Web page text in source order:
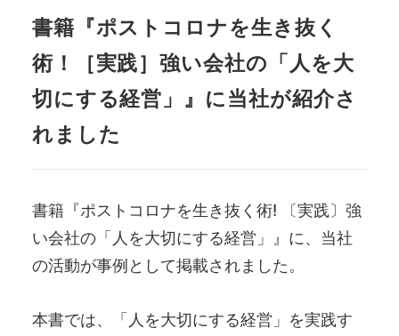
DX推進
トップメッセージ
会社概要
会社沿革
書籍『ポストコロナを生き抜く
術！［実践］強い会社の「人を大
切にする経営」』に当社が紹介さ
れました
書籍『ポストコロナを生き抜く術! 〔実践〕強
い会社の「人を大切にする経営」』に、当社
の活動が事例として掲載されました。
本書では、「人を大切にする経営」を実践す